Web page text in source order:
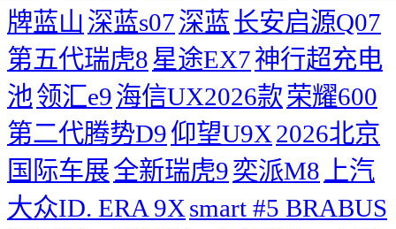
牌蓝山 深蓝s07深蓝长安启源Q07
第五代瑞虎8星途EX7神行超充电
池领汇e9海信UX2026款荣耀600
第二代腾势D9仰望U9X2026北京
国际车展全新瑞虎9奕派M8 上汽
大众ID. ERA 9Xsmart #5 BRABUS